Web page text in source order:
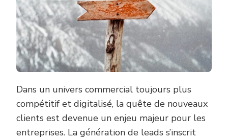
AGENCE
SPÉCIALISÉE
GÉNÉRATION
DE
LEADS
Dans un univers commercial toujours plus
compétitif et digitalisé, la quête de nouveaux
clients est devenue un enjeu majeur pour les
entreprises. La génération de leads s’inscrit